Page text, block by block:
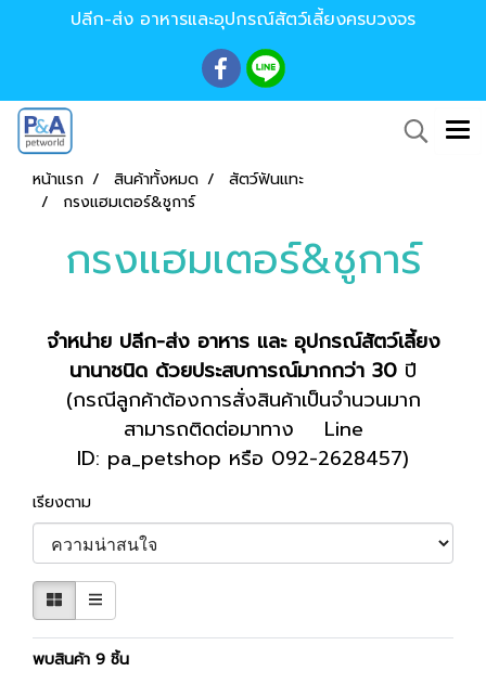
ปลีก-ส่ง อาหารและอุปกรณ์สัตว์เลี้ยงครบวงจร
หน้าแรก สินค้าทั้งหมด
สัตว์ฟันแทะ
กรงแฮมเตอร์&ชูการ์
กรงแฮมเตอร์&ชูการ์
จำหน่าย ปลีก-ส่ง อาหาร และ อุปกรณ์สัตว์เลี้ยง
นานาชนิด ด้วยประสบการณ์มากกว่า 30 ปี
(กรณีลูกค้าต้องการสั่งสินค้าเป็นจำนวนมาก
สามารถติดต่อมาทาง Line
ID: pa_petshop หรือ 092-2628457)
เรียงตาม
พบสินค้า 9 ชิ้น